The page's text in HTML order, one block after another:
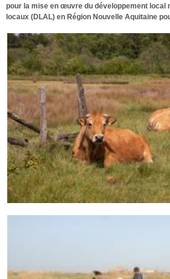
pour la mise en œuvre du développement local
locaux (DLAL) en Région Nouvelle Aquitaine